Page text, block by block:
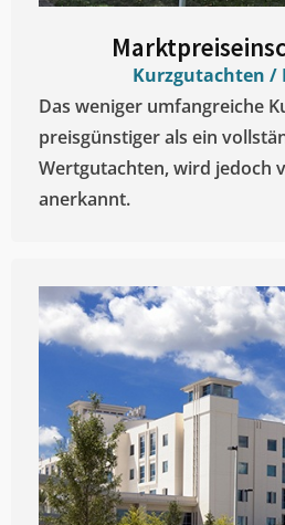
Kurzgutachten /
Das weniger umfangreiche
preisgünstiger als ein
Wertgutachten, wird jedoch
anerkannt.